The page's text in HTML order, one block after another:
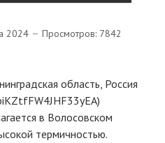
2024 Просмотров: 7842
область, Россия
в Волосовском
термичностью.